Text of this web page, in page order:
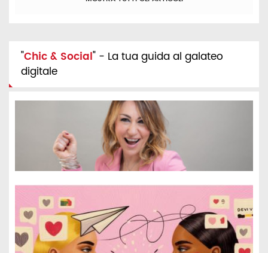
"Chic & Social" - La tua guida al galateo
digitale